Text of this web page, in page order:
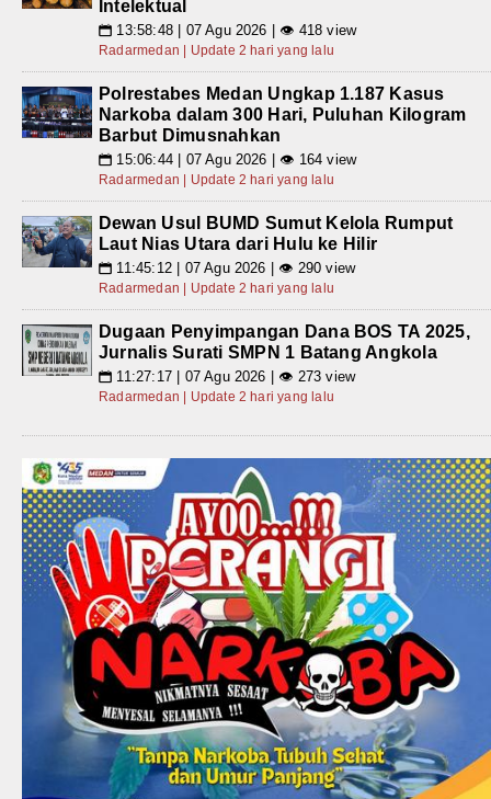
Intelektual
📅 13:58:48 | 07 Agu 2026 | 👁 418 view
Radarmedan | Update 2 hari yang lalu
Polrestabes Medan Ungkap 1.187 Kasus
Narkoba dalam 300 Hari, Puluhan Kilogram
Barbut Dimusnahkan
📅 15:06:44 | 07 Agu 2026 | 👁 164 view
Radarmedan | Update 2 hari yang lalu
Dewan Usul BUMD Sumut Kelola Rumput
Laut Nias Utara dari Hulu ke Hilir
📅 11:45:12 | 07 Agu 2026 | 👁 290 view
Radarmedan | Update 2 hari yang lalu
Dugaan Penyimpangan Dana BOS TA 2025,
Jurnalis Surati SMPN 1 Batang Angkola
📅 11:27:17 | 07 Agu 2026 | 👁 273 view
Radarmedan | Update 2 hari yang lalu